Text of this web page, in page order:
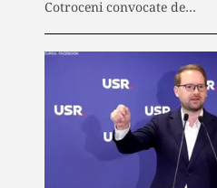
Cotroceni convocate de…